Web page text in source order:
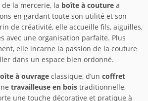
la mercerie, la boîte à couture a
en gardant toute son utilité et son
de créativité, elle accueille fils, aiguilles,
avec une organisation parfaite. Plus
elle incarne la passion de la couture
dans un espace bien ordonné.
à ouvrage classique, d’un coffret
travailleuse en bois traditionnelle,
une touche décorative et pratique à